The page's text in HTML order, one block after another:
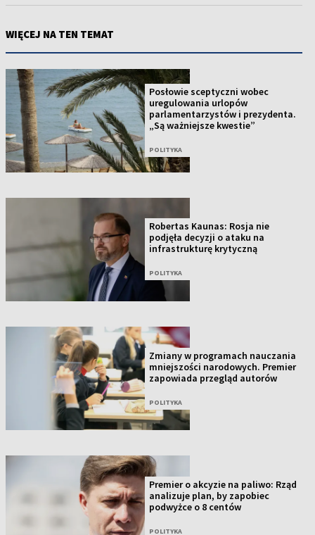
WIĘCEJ NA TEN TEMAT
Posłowie sceptyczni wobec
uregulowania urlopów
parlamentarzystów i prezydenta.
„Są ważniejsze kwestie”
POLITYKA
Robertas Kaunas: Rosja nie
podjęła decyzji o ataku na
infrastrukturę krytyczną
POLITYKA
Zmiany w programach nauczania
mniejszości narodowych. Premier
zapowiada przegląd autorów
POLITYKA
Premier o akcyzie na paliwo: Rząd
analizuje plan, by zapobiec
podwyżce o 8 centów
POLITYKA